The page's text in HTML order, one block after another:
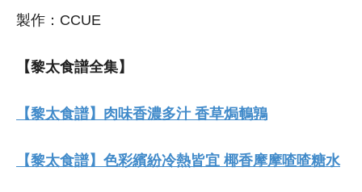
製作：CCUE
【黎太食譜全集】
【黎太食譜】肉味香濃多汁 香草焗鵪鶉
【黎太食譜】色彩繽紛冷熱皆宜 椰香摩摩喳喳糖水